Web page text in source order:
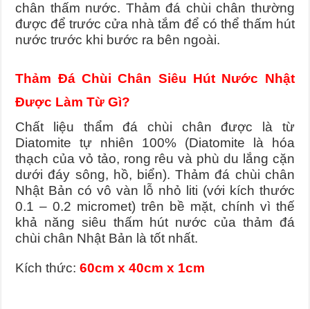
Ở đâu bán thảm đá hút nước loại tốt
5 Mẫu Mũ Bác Sĩ Đẹp, Đúng Chuẩn Được Sử Dụng Nhiều Hiện
chân thấm nước. Thảm đá chùi chân thường
được để trước cửa nhà tắm để có thể thấm hút
nước trước khi bước ra bên ngoài.
Thảm Đá Chùi Chân Siêu Hút Nước Nhật
Được Làm Từ Gì?
Chất liệu thẩm đá chùi chân được là từ
Diatomite tự nhiên 100% (Diatomite là hóa
thạch của vỏ tảo, rong rêu và phù du lắng cặn
dưới đáy sông, hồ, biển).Thảm đá chùi chân
Nhật Bản có vô vàn lỗ nhỏ liti (với kích thước
0.1 – 0.2 micromet) trên bề mặt, chính vì thế
khả năng siêu thấm hút nước của thảm đá
chùi chân Nhật Bản là tốt nhất.
Kích thức:60cm x 40cm x 1cm